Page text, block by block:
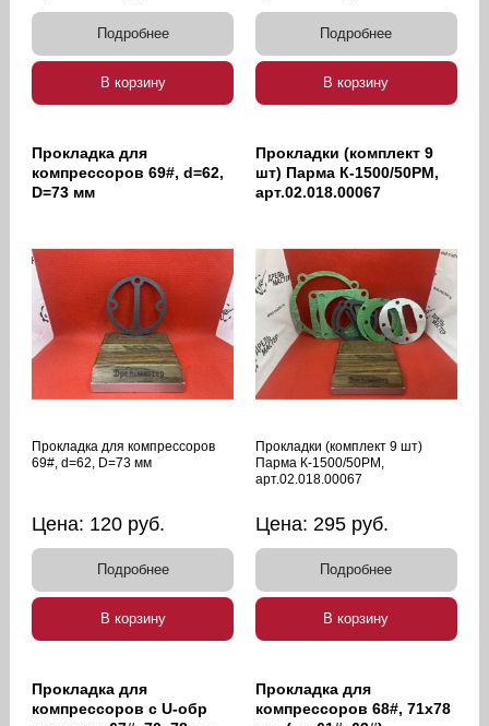
Подробнее
В корзину
Подробнее
В корзину
Прокладка для
компрессоров 69#, d=62,
D=73 мм
Прокладка для компрессоров
69#, d=62, D=73 мм
Цена: 120 руб.
Подробнее
В корзину
Прокладки (комплект 9
шт) Парма К-1500/50РМ,
арт.02.018.00067
Прокладки (комплект 9 шт)
Парма К-1500/50РМ,
арт.02.018.00067
Цена: 295 руб.
Подробнее
В корзину
Прокладка для
компрессоров с U-обр
Прокладка для
компрессоров 68#, 71х78